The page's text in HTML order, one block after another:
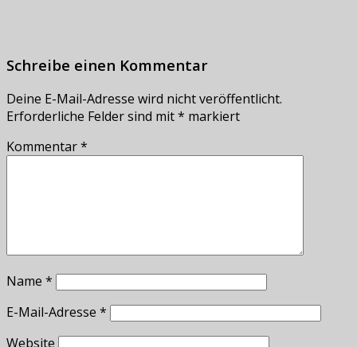
Schreibe einen Kommentar
Deine E-Mail-Adresse wird nicht veröffentlicht.
Erforderliche Felder sind mit* markiert
Kommentar*
Name *
E-Mail-Adresse *
Website